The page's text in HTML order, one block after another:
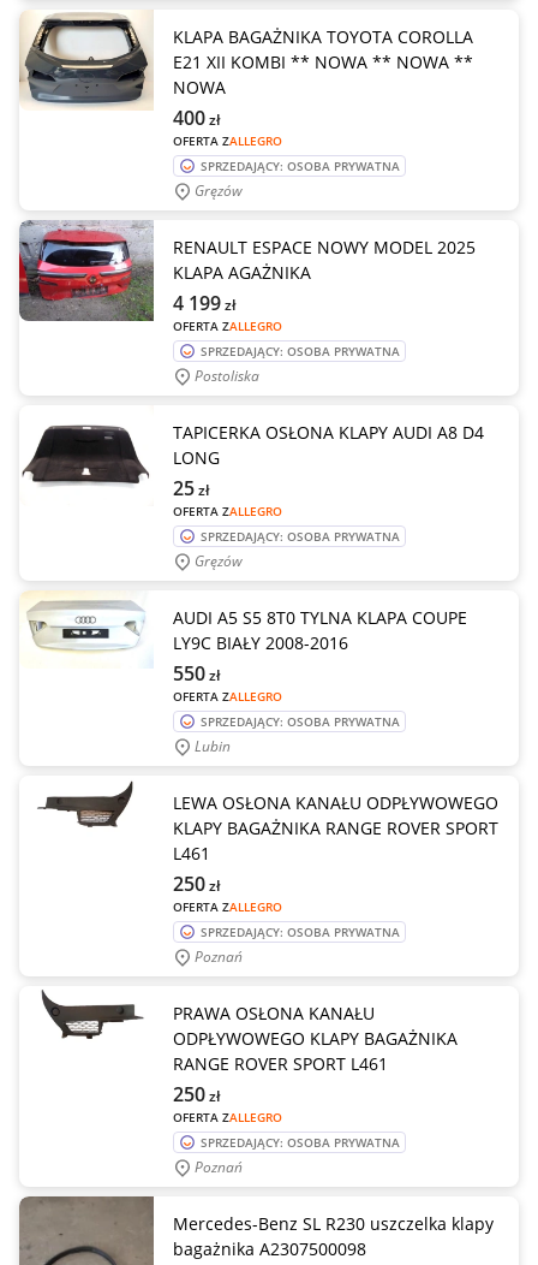
KLAPA BAGAŻNIKA TOYOTA COROLLA
E21 XII KOMBI ** NOWA ** NOWA **
NOWA
OFERTA ZALLEGRO
400zł
SPRZEDAJĄCY: OSOBA PRYWATNA
Gręzów
RENAULT ESPACE NOWY MODEL 2025
KLAPA AGAŻNIKA
OFERTA ZALLEGRO
4 199zł
SPRZEDAJĄCY: OSOBA PRYWATNA
Postoliska
TAPICERKA OSŁONA KLAPY AUDI A8 D4
LONG
OFERTA ZALLEGRO
25zł
SPRZEDAJĄCY: OSOBA PRYWATNA
Gręzów
AUDI A5 S5 8T0 TYLNA KLAPA COUPE
LY9C BIAŁY 2008-2016
OFERTA ZALLEGRO
550zł
SPRZEDAJĄCY: OSOBA PRYWATNA
Lubin
LEWA OSŁONA KANAŁU ODPŁYWOWEGO
KLAPY BAGAŻNIKA RANGE ROVER SPORT
L461
OFERTA ZALLEGRO
250zł
SPRZEDAJĄCY: OSOBA PRYWATNA
Poznań
PRAWA OSŁONA KANAŁU
ODPŁYWOWEGO KLAPY BAGAŻNIKA
RANGE ROVER SPORT L461
OFERTA ZALLEGRO
250zł
SPRZEDAJĄCY: OSOBA PRYWATNA
Poznań
Mercedes-Benz SL R230 uszczelka klapy
bagażnika A2307500098